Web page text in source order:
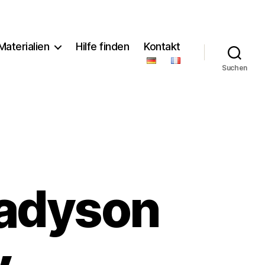
Hilfe finden Kontakt
Suchen